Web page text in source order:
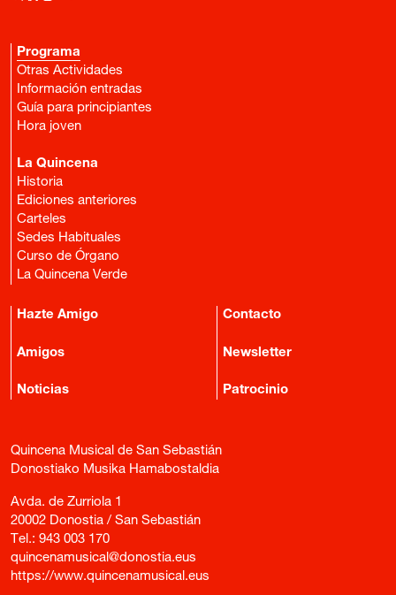
Programa
Otras Actividades
Información entradas
Guía para principiantes
Hora joven
La Quincena
Historia
Ediciones anteriores
Carteles
Sedes Habituales
Curso de Órgano
La Quincena Verde
Hazte Amigo
Amigos
Noticias
Contacto
Newsletter
Patrocinio
Quincena Musical de San Sebastián
Donostiako Musika Hamabostaldia
Avda. de Zurriola 1
20002 Donostia / San Sebastián
Tel.: 943 003 170
quincenamusical@donostia.eus
https://www.quincenamusical.eus